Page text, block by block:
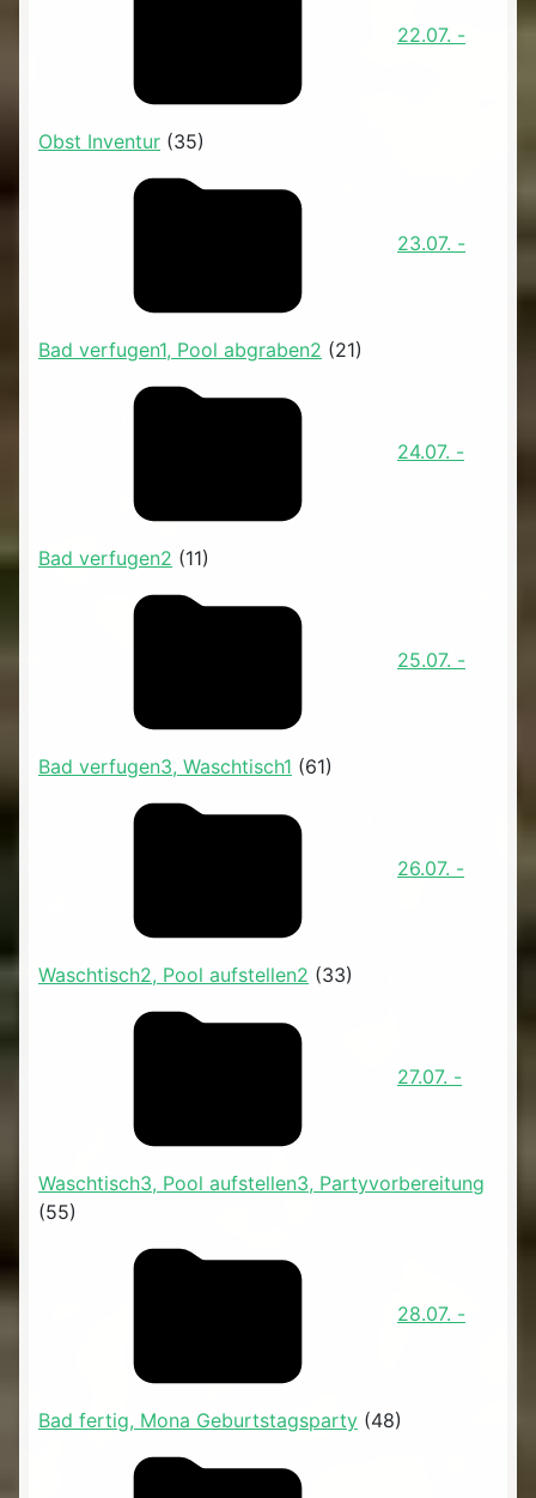
22.07. -
Obst Inventur (35)
23.07. -
Bad verfugen1, Pool abgraben2 (21)
24.07. -
Bad verfugen2 (11)
25.07. -
Bad verfugen3, Waschtisch1 (61)
26.07. -
Waschtisch2, Pool aufstellen2 (33)
27.07. -
Waschtisch3, Pool aufstellen3, Partyvorbereitung
(55)
28.07. -
Bad fertig, Mona Geburtstagsparty (48)